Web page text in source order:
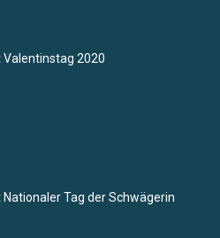
Valentinstag 2020
Nationaler Tag der Schwägerin